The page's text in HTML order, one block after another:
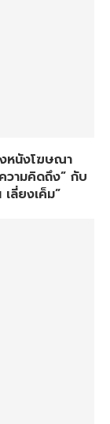
หนังโฆษณา
วามคิดถึง” กับ
ลี่ยงเค็ม”